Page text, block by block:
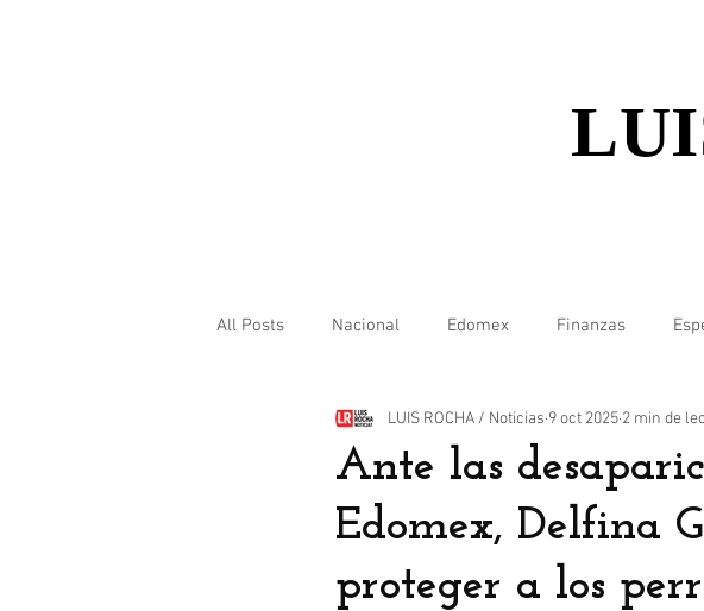
All Posts Nacional Edomex Finanzas
Internacional
Ante las
Edomex, Delfina
proteger a los
LUIS ROCHA / Noticias 9 oct 2025 2 min de